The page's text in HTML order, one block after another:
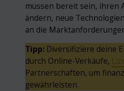
müssen bereit sein, ihren
ändern, neue
an die
Tipp: Diversifiziere deine
durch Online-Verkäufe,
Partnerschaften, um
gewährleisten.